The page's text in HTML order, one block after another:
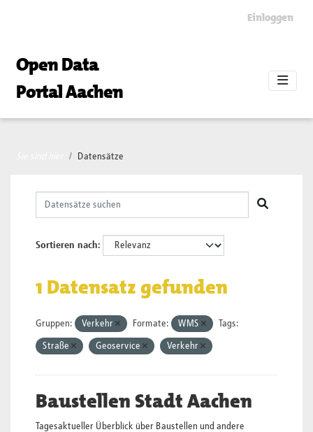
Einloggen
Open Data
Portal Aachen
Datensätze
Sortieren nach
1 Datensatz gefunden
Gruppen: Verkehr Formate: WMS Tags:
Straße Geoservice Verkehr
Baustellen Stadt Aachen
Tagesaktueller Überblick über Baustellen und andere